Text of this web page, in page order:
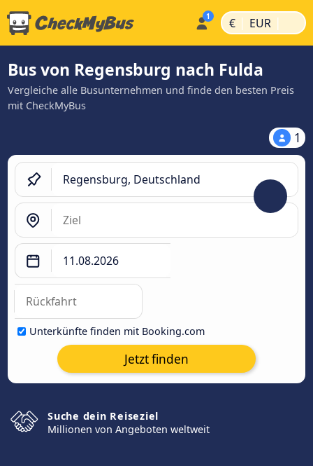
€ | EUR |
Bus von Regensburg nach Fulda
Vergleiche alle Busunternehmen und finde den besten Preis
mit CheckMyBus
1
Unterkünfte finden mit Booking.com
Jetzt finden
Suche dein Reiseziel
Millionen von Angeboten weltweit